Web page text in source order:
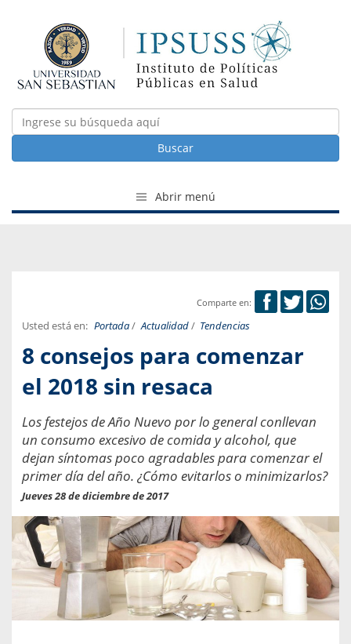
Buscar
Abrir menú
Comparte en:
Usted está en: Portada/ Actualidad/ Tendencias
8 consejos para comenzar
el 2018 sin resaca
Los festejos de Año Nuevo por lo general conllevan
un consumo excesivo de comida y alcohol, que
dejan síntomas poco agradables para comenzar el
primer día del año. ¿Cómo evitarlos o minimizarlos?
Jueves 28 de diciembre de 2017